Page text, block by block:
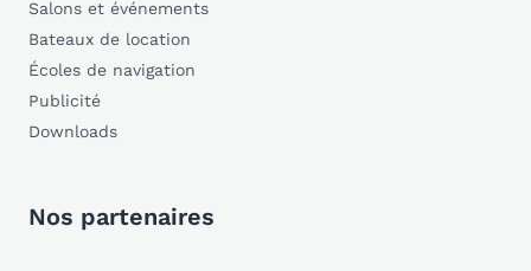
Salons et événements
Bateaux de location
Écoles de navigation
Publicité
Downloads
Nos partenaires